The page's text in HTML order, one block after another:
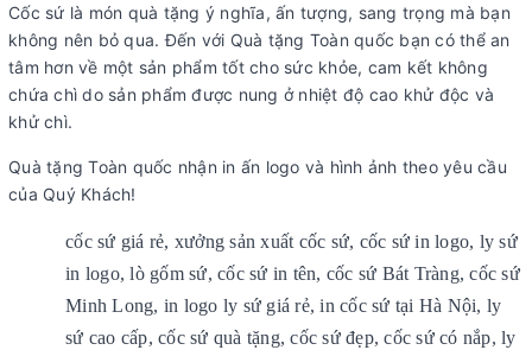
Cốc sứ là món quà tặng ý nghĩa, ấn tượng, sang trọng mà bạn
không nên bỏ qua. Đến với Quà tặng Toàn quốc bạn có thể an
tâm hơn về một sản phẩm tốt cho sức khỏe, cam kết không
chứa chì do sản phẩm được nung ở nhiệt độ cao khử độc và
khử chì.
Quà tặng Toàn quốc nhận in ấn logo và hình ảnh theo yêu cầu
của Quý Khách!
cốc sứ giá rẻ, xưởng sản xuất cốc sứ, cốc sứ in logo, ly sứ
in logo, lò gốm sứ, cốc sứ in tên, cốc sứ Bát Tràng, cốc sứ
Minh Long, in logo ly sứ giá rẻ, in cốc sứ tại Hà Nội, ly
sứ cao cấp, cốc sứ quà tặng, cốc sứ đẹp, cốc sứ có nắp, ly